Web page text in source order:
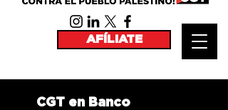
CGT en Banco
AFÍLIATE